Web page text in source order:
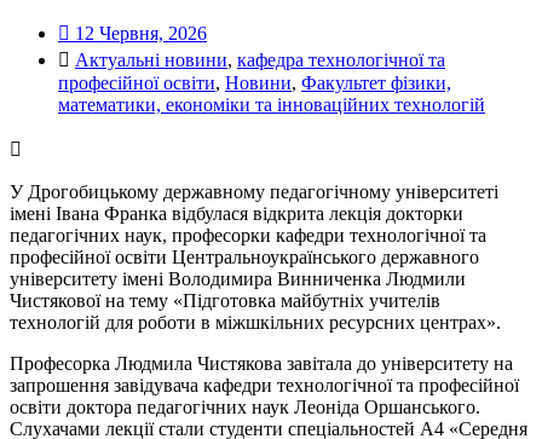
12 Червня, 2026
Актуальні новини, кафедра технологічної та
професійної освіти, Новини, Факультет фізики,
математики, економіки та інноваційних технологій
У Дрогобицькому державному педагогічному університеті
імені Івана Франка відбулася відкрита лекція докторки
педагогічних наук, професорки кафедри технологічної та
професійної освіти Центральноукраїнського державного
університету імені Володимира Винниченка Людмили
Чистякової на тему «Підготовка майбутніх учителів
технологій для роботи в міжшкільних ресурсних центрах».
Професорка Людмила Чистякова завітала до університету на
запрошення завідувача кафедри технологічної та професійної
освіти доктора педагогічних наук Леоніда Оршанського.
Слухачами лекції стали студенти спеціальностей А4 «Середня